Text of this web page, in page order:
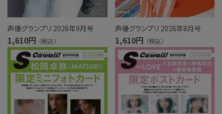
声優グランプリ 2026年9月号
1,610円 （税込）
声優グランプリ 2026年8月号
1,610円 （税込）